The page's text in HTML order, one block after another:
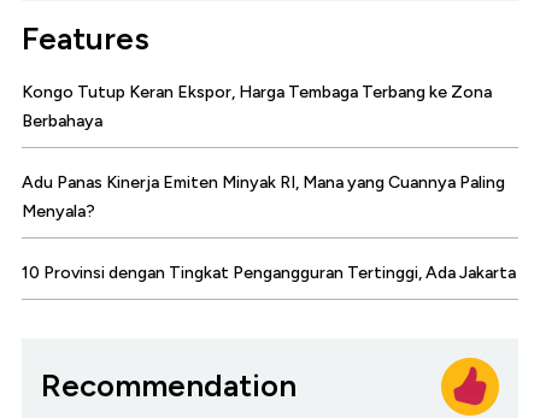
Features
Kongo Tutup Keran Ekspor, Harga Tembaga Terbang ke Zona
Berbahaya
Adu Panas Kinerja Emiten Minyak RI, Mana yang Cuannya Paling
Menyala?
10 Provinsi dengan Tingkat Pengangguran Tertinggi, Ada Jakarta
Recommendation